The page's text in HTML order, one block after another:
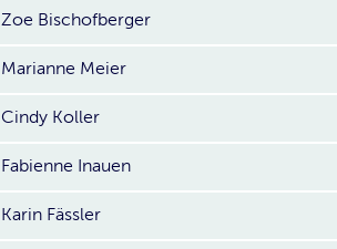
Zoe Bischofberger
Marianne Meier
Cindy Koller
Fabienne Inauen
Karin Fässler